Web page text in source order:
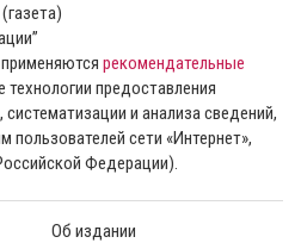
рекомендательные
предоставления
и анализа сведений,
пользователей сети «Интернет»,
Федерации).
Об издании